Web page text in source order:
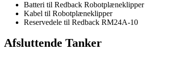
Batteri til Redback Robotplæneklipper
Kabel til Robotplæneklipper
Reservedele til Redback RM24A-10
Afsluttende Tanker